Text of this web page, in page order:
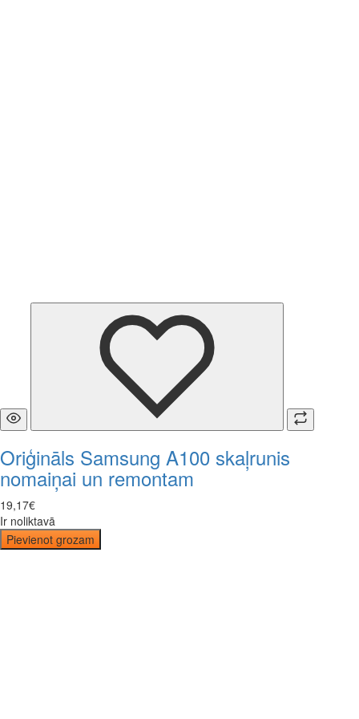
Oriģināls Samsung A100 skaļrunis
nomaiņai un remontam
19,17€
Ir noliktavā
Pievienot grozam